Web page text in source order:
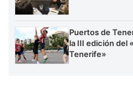
Puertos de
la III edición del
Tenerife»